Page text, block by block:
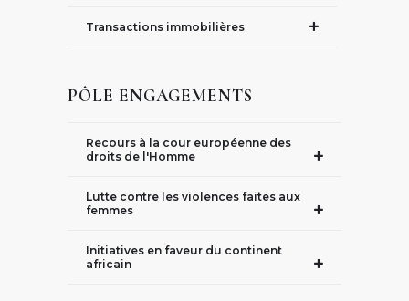
Transactions immobilières
PÔLE ENGAGEMENTS
Recours à la cour européenne des
droits de l'Homme
Lutte contre les violences faites aux
femmes
Initiatives en faveur du continent
africain